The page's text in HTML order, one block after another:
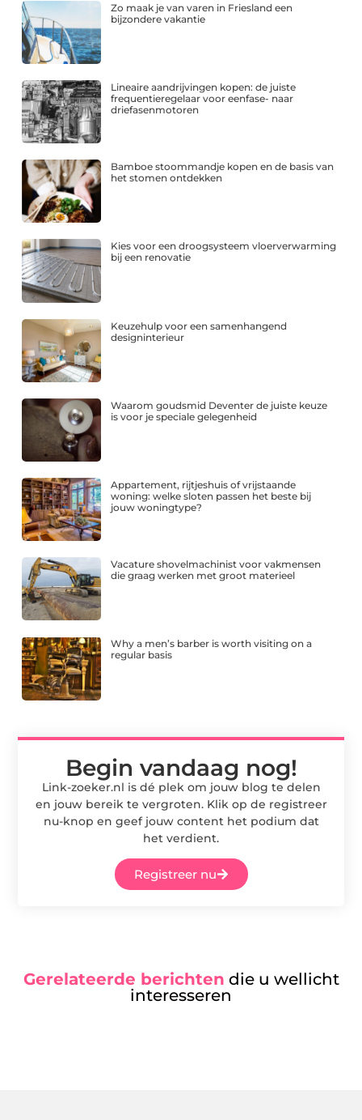
Zo maak je van varen in Friesland een
bijzondere vakantie
Lineaire aandrijvingen kopen: de juiste
frequentieregelaar voor eenfase- naar
driefasenmotoren
Bamboe stoommandje kopen en de basis van
het stomen ontdekken
Kies voor een droogsysteem vloerverwarming
bij een renovatie
Keuzehulp voor een samenhangend
designinterieur
Waarom goudsmid Deventer de juiste keuze
is voor je speciale gelegenheid
Appartement, rijtjeshuis of vrijstaande
woning: welke sloten passen het beste bij
jouw woningtype?
Vacature shovelmachinist voor vakmensen
die graag werken met groot materieel
Why a men’s barber is worth visiting on a
regular basis
Begin vandaag nog!
Link-zoeker.nl is dé plek om jouw blog te delen
en jouw bereik te vergroten. Klik op de registreer
nu-knop en geef jouw content het podium dat
het verdient.
Registreer nu
Gerelateerde berichten die u wellicht
interesseren